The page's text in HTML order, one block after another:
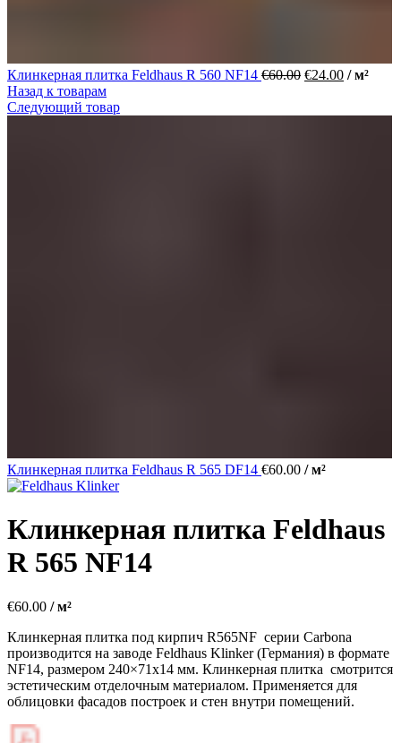
Клинкерная плитка Feldhaus R 560 NF14 €60.00 €24.00 / м²
Назад к товарам
Следующий товар
Клинкерная плитка Feldhaus R 565 DF14 €60.00 / м²
Клинкерная плитка Feldhaus
R 565 NF14
€60.00 / м²
Клинкерная плитка под кирпич R565NF серии Carbona
производится на заводе Feldhaus Klinker (Германия) в формате
NF14, размером 240×71х14 мм. Клинкерная плитка смотрится
эстетическим отделочным материалом. Применяется для
облицовки фасадов построек и стен внутри помещений.